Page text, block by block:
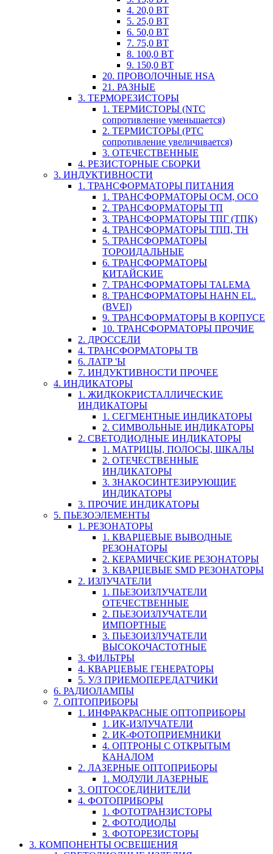
4. 20,0 ВТ
5. 25,0 ВТ
6. 50,0 ВТ
7. 75,0 ВТ
8. 100,0 ВТ
9. 150,0 ВТ
20. ПРОВОЛОЧНЫЕ HSA
21. РАЗНЫЕ
3. ТЕРМОРЕЗИСТОРЫ
1. ТЕРМИСТОРЫ (NTC
сопротивление уменьшается)
2. ТЕРМИСТОРЫ (PTC
сопротивление увеличивается)
3. ОТЕЧЕСТВЕННЫЕ
4. РЕЗИСТОРНЫЕ СБОРКИ
3. ИНДУКТИВНОСТИ
1. ТРАНСФОРМАТОРЫ ПИТАНИЯ
1. ТРАНСФОРМАТОРЫ ОСМ, ОСО
2. ТРАНСФОРМАТОРЫ ТП
3. ТРАНСФОРМАТОРЫ ТПГ (ТПК)
4. ТРАНСФОРМАТОРЫ ТПП, ТН
5. ТРАНСФОРМАТОРЫ
ТОРОИДАЛЬНЫЕ
6. ТРАНСФОРМАТОРЫ
КИТАЙСКИЕ
7. ТРАНСФОРМАТОРЫ TALEMA
8. ТРАНСФОРМАТОРЫ HAHN EL.
(BVEI)
9. ТРАНСФОРМАТОРЫ В КОРПУСЕ
10. ТРАНСФОРМАТОРЫ ПРОЧИЕ
2. ДРОССЕЛИ
4. ТРАНСФОРМАТОРЫ ТВ
6. ЛАТР 'Ы
7. ИНДУКТИВНОСТИ ПРОЧЕЕ
4. ИНДИКАТОРЫ
1. ЖИДКОКРИСТАЛЛИЧЕСКИЕ
ИНДИКАТОРЫ
1. СЕГМЕНТНЫЕ ИНДИКАТОРЫ
2. СИМВОЛЬНЫЕ ИНДИКАТОРЫ
2. СВЕТОДИОДНЫЕ ИНДИКАТОРЫ
1. МАТРИЦЫ, ПОЛОСЫ, ШКАЛЫ
2. ОТЕЧЕСТВЕННЫЕ
ИНДИКАТОРЫ
3. ЗНАКОСИНТЕЗИРУЮЩИЕ
ИНДИКАТОРЫ
3. ПРОЧИЕ ИНДИКАТОРЫ
5. ПЬЕЗОЭЛЕМЕНТЫ
1. РЕЗОНАТОРЫ
1. КВАРЦЕВЫЕ ВЫВОДНЫЕ
РЕЗОНАТОРЫ
2. КЕРАМИЧЕСКИЕ РЕЗОНАТОРЫ
3. КВАРЦЕВЫЕ SMD РЕЗОНАТОРЫ
2. ИЗЛУЧАТЕЛИ
1. ПЬЕЗОИЗЛУЧАТЕЛИ
ОТЕЧЕСТВЕННЫЕ
2. ПЬЕЗОИЗЛУЧАТЕЛИ
ИМПОРТНЫЕ
3. ПЬЕЗОИЗЛУЧАТЕЛИ
ВЫСОКОЧАСТОТНЫЕ
3. ФИЛЬТРЫ
4. КВАРЦЕВЫЕ ГЕНЕРАТОРЫ
5. У/З ПРИЕМОПЕРЕДАТЧИКИ
6. РАДИОЛАМПЫ
7. ОПТОПРИБОРЫ
1. ИНФРАКРАСНЫЕ ОПТОПРИБОРЫ
1. ИК-ИЗЛУЧАТЕЛИ
2. ИК-ФОТОПРИЕМНИКИ
4. ОПТРОНЫ С ОТКРЫТЫМ
КАНАЛОМ
2. ЛАЗЕРНЫЕ ОПТОПРИБОРЫ
1. МОДУЛИ ЛАЗЕРНЫЕ
3. ОПТОСОЕДИНИТЕЛИ
4. ФОТОПРИБОРЫ
1. ФОТОТРАНЗИСТОРЫ
2. ФОТОДИОДЫ
3. ФОТОРЕЗИСТОРЫ
3. КОМПОНЕНТЫ ОСВЕЩЕНИЯ